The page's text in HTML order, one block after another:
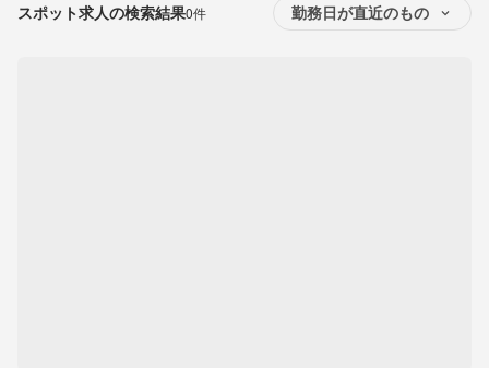
スポット求人の検索結果0件 勤務日が直近のもの